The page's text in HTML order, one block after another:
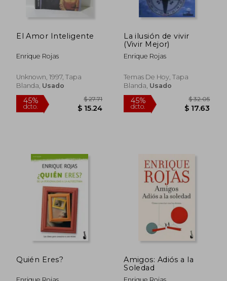
dcto. $ 24.81
El Amor Inteligente
Enrique Rojas
Unknown, 1997, Tapa
Blanda, Usado
La ilusión de vivir
(Vivir Mejor)
Enrique Rojas
Temas De Hoy, Tapa
Blanda, Usado
Quién Eres?
Amigos: Adiós a la
Soledad